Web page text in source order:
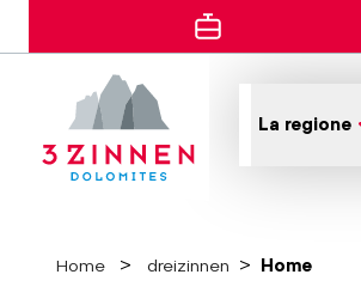
La regione
Home dreizinnen Home